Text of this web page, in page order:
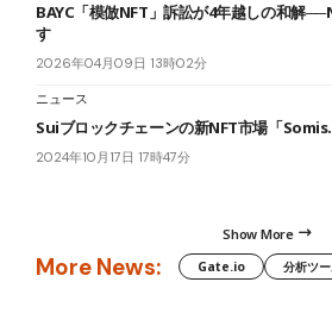
BAYC「模倣NFT」訴訟が4年越しの和解
す
2026年04月09日 13時02分
ニュース
Suiブロックチェーンの新NFT市場「
2024年10月17日 17時47分
Show More
More News: Gate.io 分析ツ